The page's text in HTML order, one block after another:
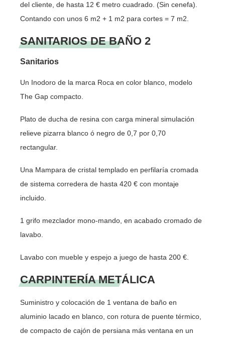
del cliente, de hasta 12 € metro cuadrado. (Sin cenefa).
Contando con unos 6 m2 + 1 m2 para cortes = 7 m2.
SANITARIOS DE BAÑO 2
Sanitarios
Un Inodoro de la marca Roca en color blanco, modelo
The Gap compacto.
Plato de ducha de resina con carga mineral simulación
relieve pizarra blanco ó negro de 0,7 por 0,70
rectangular.
Una Mampara de cristal templado en perfilaría cromada
de sistema corredera de hasta 420 € con montaje
incluido.
1 grifo mezclador mono-mando, en acabado cromado de
lavabo.
Lavabo con mueble y espejo a juego de hasta 200 €.
CARPINTERÍA METÁLICA
Suministro y colocación de 1 ventana de baño en
aluminio lacado en blanco, con rotura de puente térmico,
de compacto de cajón de persiana más ventana en un